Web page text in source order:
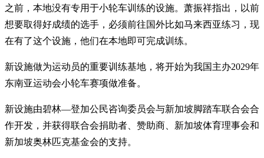
之前，本地没有专用于小轮车训练的设施。萧振祥指出，以前
想要取得好成绩的选手，必须前往国外比如马来西亚练习，现
在有了这个设施，他们在本地即可完成训练。
新设施做为运动员的重要训练基地，将开始为我国主办2029年
东南亚运动会小轮车赛项做准备。
新设施由碧林—登加公民咨询委员会与新加坡脚踏车联合会合
作开发，并获得联合会捐助者、赞助商、新加坡体育理事会和
新加坡奥林匹克基金会的支持。